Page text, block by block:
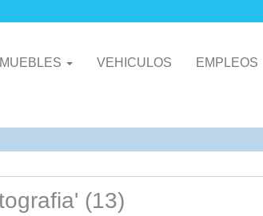
VEHICULOS EMPLEOS
(13)